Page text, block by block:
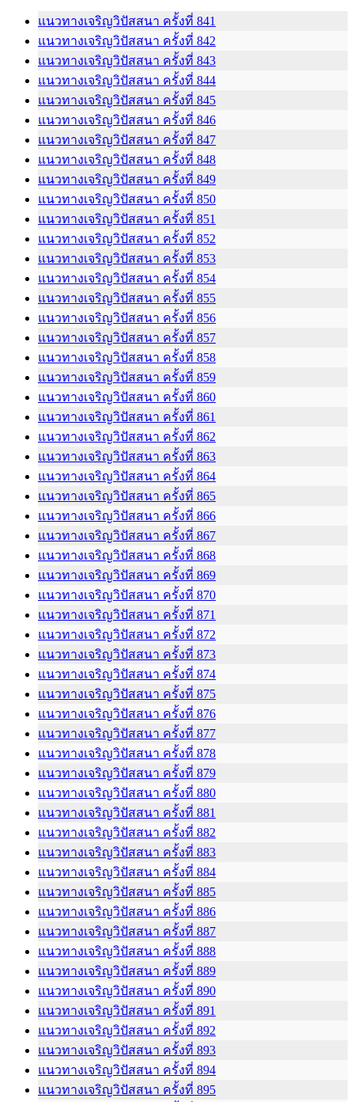
แนวทางเจริญวิปัสสนา ครั้งที่ 841
แนวทางเจริญวิปัสสนา ครั้งที่ 842
แนวทางเจริญวิปัสสนา ครั้งที่ 843
แนวทางเจริญวิปัสสนา ครั้งที่ 844
แนวทางเจริญวิปัสสนา ครั้งที่ 845
แนวทางเจริญวิปัสสนา ครั้งที่ 846
แนวทางเจริญวิปัสสนา ครั้งที่ 847
แนวทางเจริญวิปัสสนา ครั้งที่ 848
แนวทางเจริญวิปัสสนา ครั้งที่ 849
แนวทางเจริญวิปัสสนา ครั้งที่ 850
แนวทางเจริญวิปัสสนา ครั้งที่ 851
แนวทางเจริญวิปัสสนา ครั้งที่ 852
แนวทางเจริญวิปัสสนา ครั้งที่ 853
แนวทางเจริญวิปัสสนา ครั้งที่ 854
แนวทางเจริญวิปัสสนา ครั้งที่ 855
แนวทางเจริญวิปัสสนา ครั้งที่ 856
แนวทางเจริญวิปัสสนา ครั้งที่ 857
แนวทางเจริญวิปัสสนา ครั้งที่ 858
แนวทางเจริญวิปัสสนา ครั้งที่ 859
แนวทางเจริญวิปัสสนา ครั้งที่ 860
แนวทางเจริญวิปัสสนา ครั้งที่ 861
แนวทางเจริญวิปัสสนา ครั้งที่ 862
แนวทางเจริญวิปัสสนา ครั้งที่ 863
แนวทางเจริญวิปัสสนา ครั้งที่ 864
แนวทางเจริญวิปัสสนา ครั้งที่ 865
แนวทางเจริญวิปัสสนา ครั้งที่ 866
แนวทางเจริญวิปัสสนา ครั้งที่ 867
แนวทางเจริญวิปัสสนา ครั้งที่ 868
แนวทางเจริญวิปัสสนา ครั้งที่ 869
แนวทางเจริญวิปัสสนา ครั้งที่ 870
แนวทางเจริญวิปัสสนา ครั้งที่ 871
แนวทางเจริญวิปัสสนา ครั้งที่ 872
แนวทางเจริญวิปัสสนา ครั้งที่ 873
แนวทางเจริญวิปัสสนา ครั้งที่ 874
แนวทางเจริญวิปัสสนา ครั้งที่ 875
แนวทางเจริญวิปัสสนา ครั้งที่ 876
แนวทางเจริญวิปัสสนา ครั้งที่ 877
แนวทางเจริญวิปัสสนา ครั้งที่ 878
แนวทางเจริญวิปัสสนา ครั้งที่ 879
แนวทางเจริญวิปัสสนา ครั้งที่ 880
แนวทางเจริญวิปัสสนา ครั้งที่ 881
แนวทางเจริญวิปัสสนา ครั้งที่ 882
แนวทางเจริญวิปัสสนา ครั้งที่ 883
แนวทางเจริญวิปัสสนา ครั้งที่ 884
แนวทางเจริญวิปัสสนา ครั้งที่ 885
แนวทางเจริญวิปัสสนา ครั้งที่ 886
แนวทางเจริญวิปัสสนา ครั้งที่ 887
แนวทางเจริญวิปัสสนา ครั้งที่ 888
แนวทางเจริญวิปัสสนา ครั้งที่ 889
แนวทางเจริญวิปัสสนา ครั้งที่ 890
แนวทางเจริญวิปัสสนา ครั้งที่ 891
แนวทางเจริญวิปัสสนา ครั้งที่ 892
แนวทางเจริญวิปัสสนา ครั้งที่ 893
แนวทางเจริญวิปัสสนา ครั้งที่ 894
แนวทางเจริญวิปัสสนา ครั้งที่ 895